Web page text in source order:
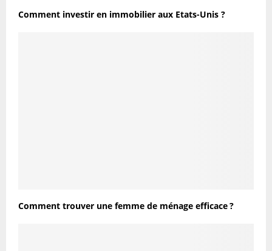
Comment investir en immobilier aux Etats-Unis ?
Comment trouver une femme de ménage efficace ?